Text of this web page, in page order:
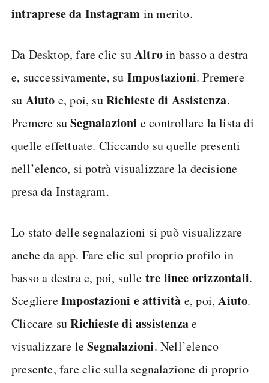
intraprese da Instagram in merito.
Da Desktop, fare clic suAltroin basso a destra
e, successivamente, su Impostazioni. Premere
su Aiuto e, poi, suRichieste di Assistenza.
Premere suSegnalazioni e controllare la lista di
quelle effettuate. Cliccando su quelle presenti
nell’elenco, si potrà visualizzare la decisione
presa da Instagram.
Lo stato delle segnalazioni si può visualizzare
anche da app. Fare clic sul proprio profilo in
basso a destra e, poi, sulle tre linee orizzontali.
ScegliereImpostazioni e attività e, poi,Aiuto.
Cliccare suRichieste di assistenzae
visualizzare leSegnalazioni. Nell’elenco
presente, fare clic sulla segnalazione di proprio